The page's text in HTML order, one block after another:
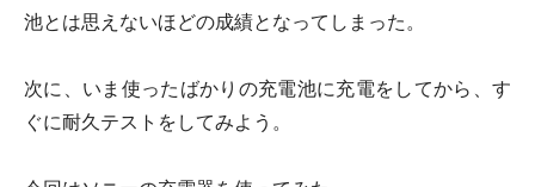
池とは思えないほどの成績となってしまった。
次に、いま使ったばかりの充電池に充電をしてから、す
ぐに耐久テストをしてみよう。